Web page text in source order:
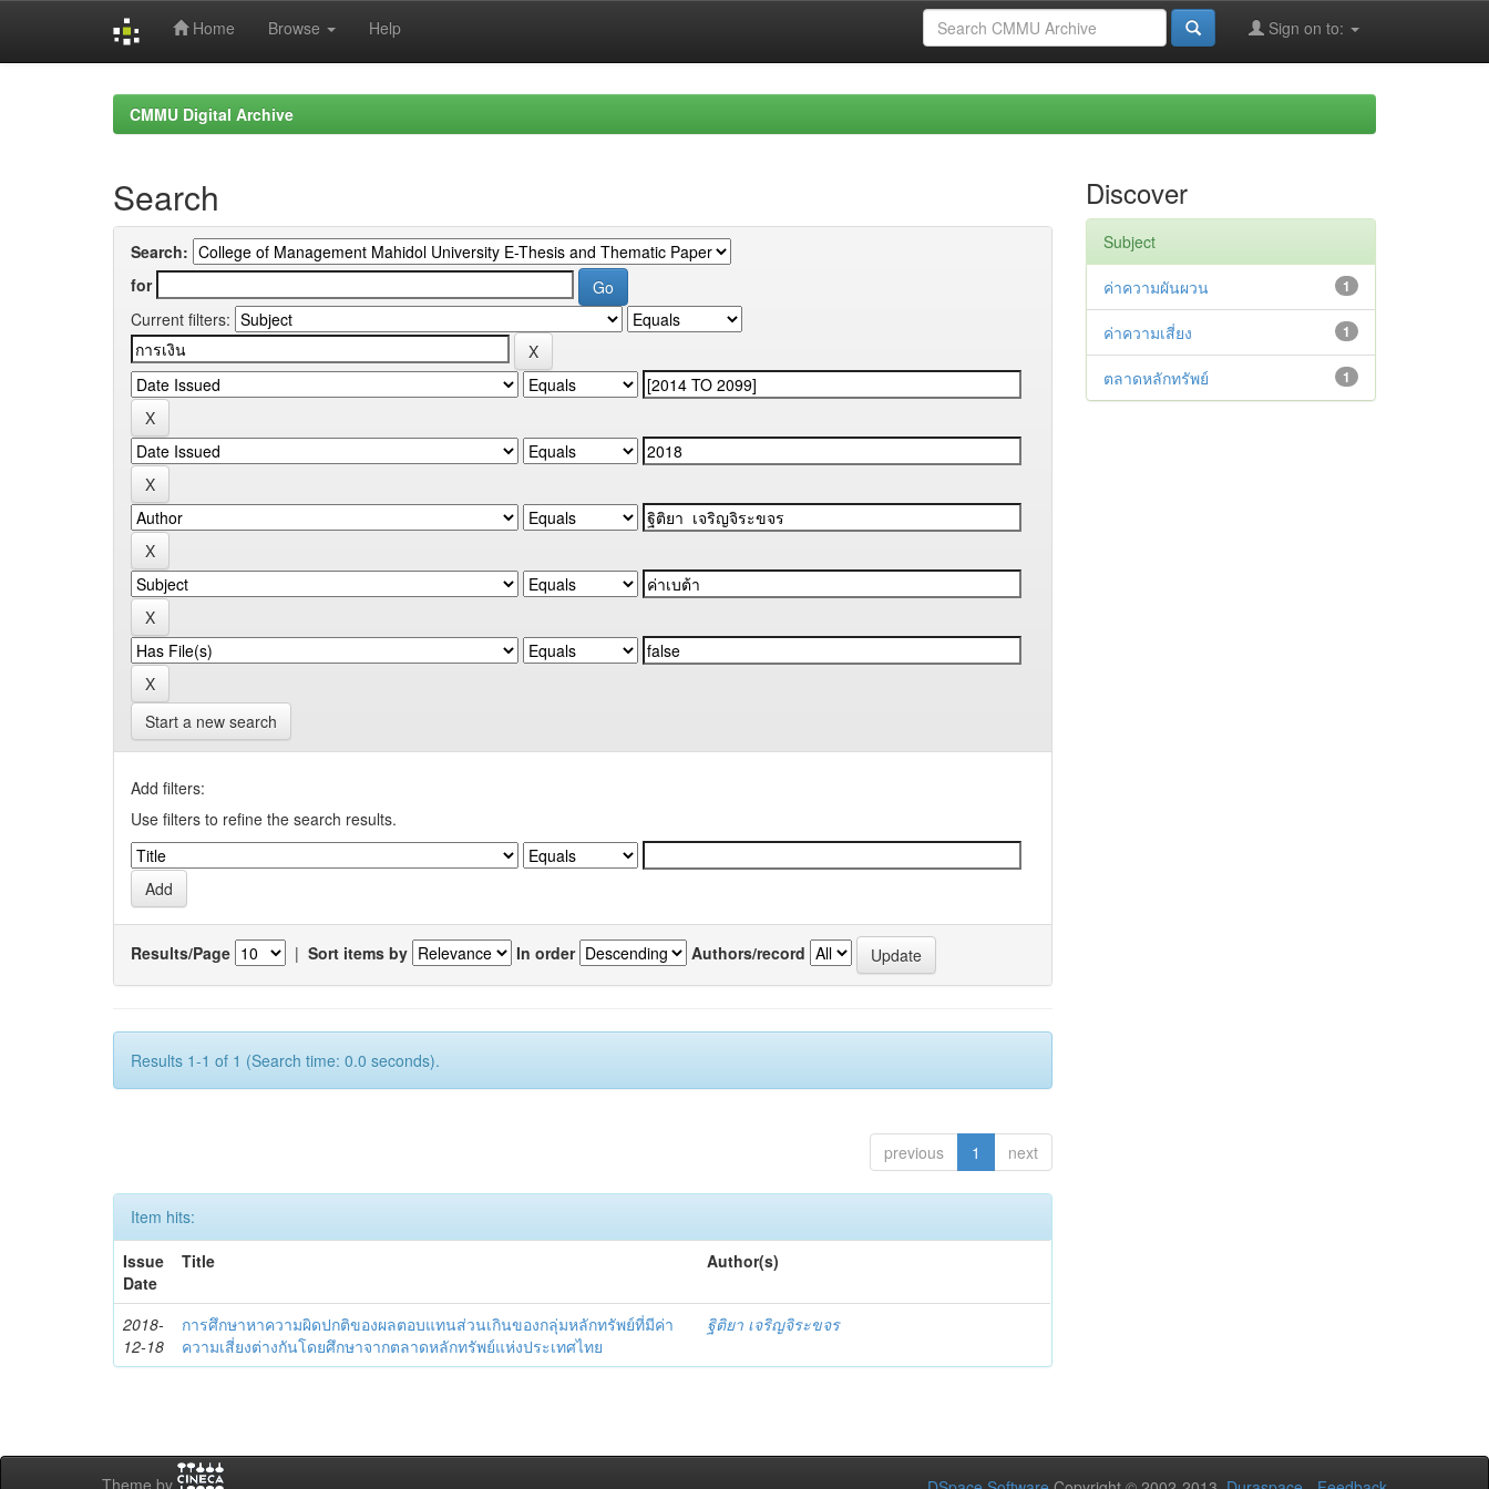
Home Browse Help Sign on to:
CMMU Digital Archive
Search
Search:
for
Current filters:
Start a new search
Add filters:
Use filters to refine the search results.
Results/Page | Sort items by In order Authors/record
Results 1-1 of 1 (Search time: 0.0 seconds).
previous 1 next
Item hits:
Issue
Date
Title Author(s)
2018-
12-18
การศึกษาหาความผิดปกติของผลตอบแทนส่วนเกินของกลุ่มหลักทรัพย์ที่มีค่า
ความเสี่ยงต่างกันโดยศึกษาจากตลาดหลักทรัพย์แห่งประเทศไทย
ฐิติยา เจริญจิระขจร
Discover
Subject
1
ค่าความผันผวน
1
ค่าความเสี่ยง
1
ตลาดหลักทรัพย์